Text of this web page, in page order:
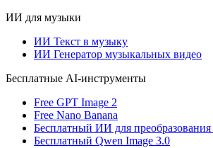
ИИ для музыки
ИИ Текст в музыку
ИИ Генератор музыкальных видео
Бесплатные AI-инструменты
Free GPT Image 2
Free Nano Banana
Бесплатный ИИ для
Бесплатный Qwen Image 3.0